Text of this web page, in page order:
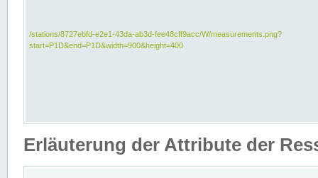
/stations/8727ebfd-e2e1-43da-ab3d-fee48cff9acc/W/measurements.png?
start=P1D&end=P1D&width=900&height=400
Erläuterung der Attribute der